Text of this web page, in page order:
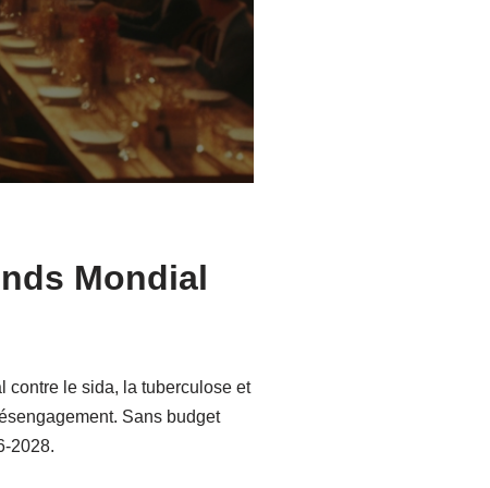
Mondial
contre le sida, la tuberculose et
Sans budget
2028.